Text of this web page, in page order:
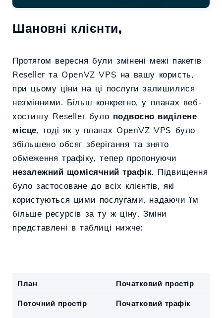
Шановні клієнти,
Протягом вересня були змінені межі пакетів
Reseller та OpenVZ VPS на вашу користь,
при цьому ціни на ці послуги залишилися
незмінними. Більш конкретно, у планах веб-
хостингу Reseller було подвоєно виділене
місце, тоді як у планах OpenVZ VPS було
збільшено обсяг зберігання та знято
обмеження трафіку, тепер пропонуючи
незалежний щомісячний трафік. Підвищення
було застосоване до всіх клієнтів, які
користуються цими послугами, надаючи їм
більше ресурсів за ту ж ціну. Зміни
представлені в таблиці нижче:
План Початковий простір
Поточний простір Початковий трафік